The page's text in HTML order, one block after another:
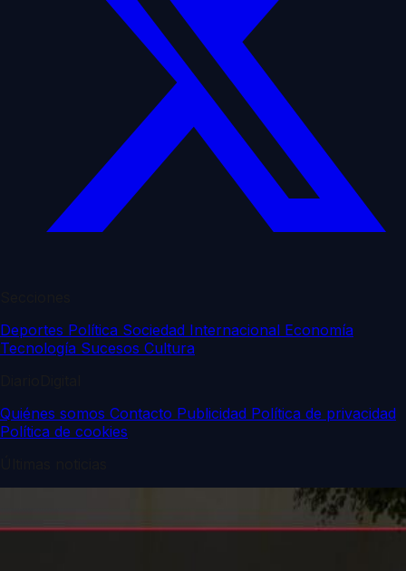
Deportes Política Sociedad Internacional Economía
Tecnología Sucesos Cultura
Quiénes somos Contacto Publicidad Política de privacidad
Política de cookies